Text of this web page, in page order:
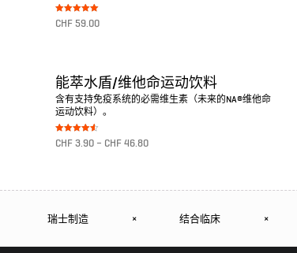
Bewertet mit
5.00
CHF 59.00
能萃水盾/维他命运动饮料
含有支持免疫系统的必需维生素（未来的NA®维他命
运动饮料）。
Bewertet
mit
CHF 3.90 – CHF 46.80
瑞士制造 × 结合临床 ×